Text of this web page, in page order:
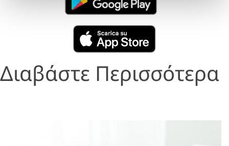
Διαβάστε Περισσότερα